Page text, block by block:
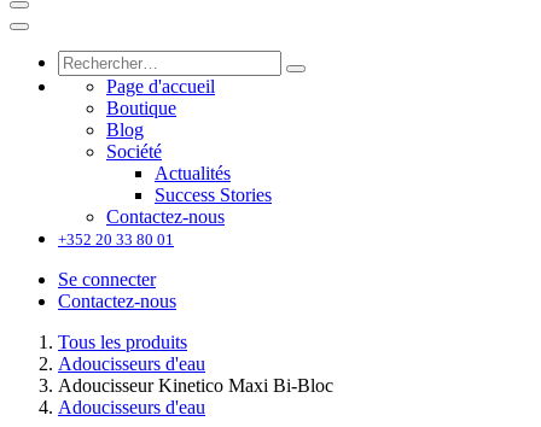
Page d'accueil
Boutique
Blog
Société
Actualités
Success Stories
Contactez-nous
+352 20 33 80 01
Se connecter
Contactez-nous
Tous les produits
Adoucisseurs d'eau
Adoucisseur Kinetico Maxi Bi-Bloc
Adoucisseurs d'eau